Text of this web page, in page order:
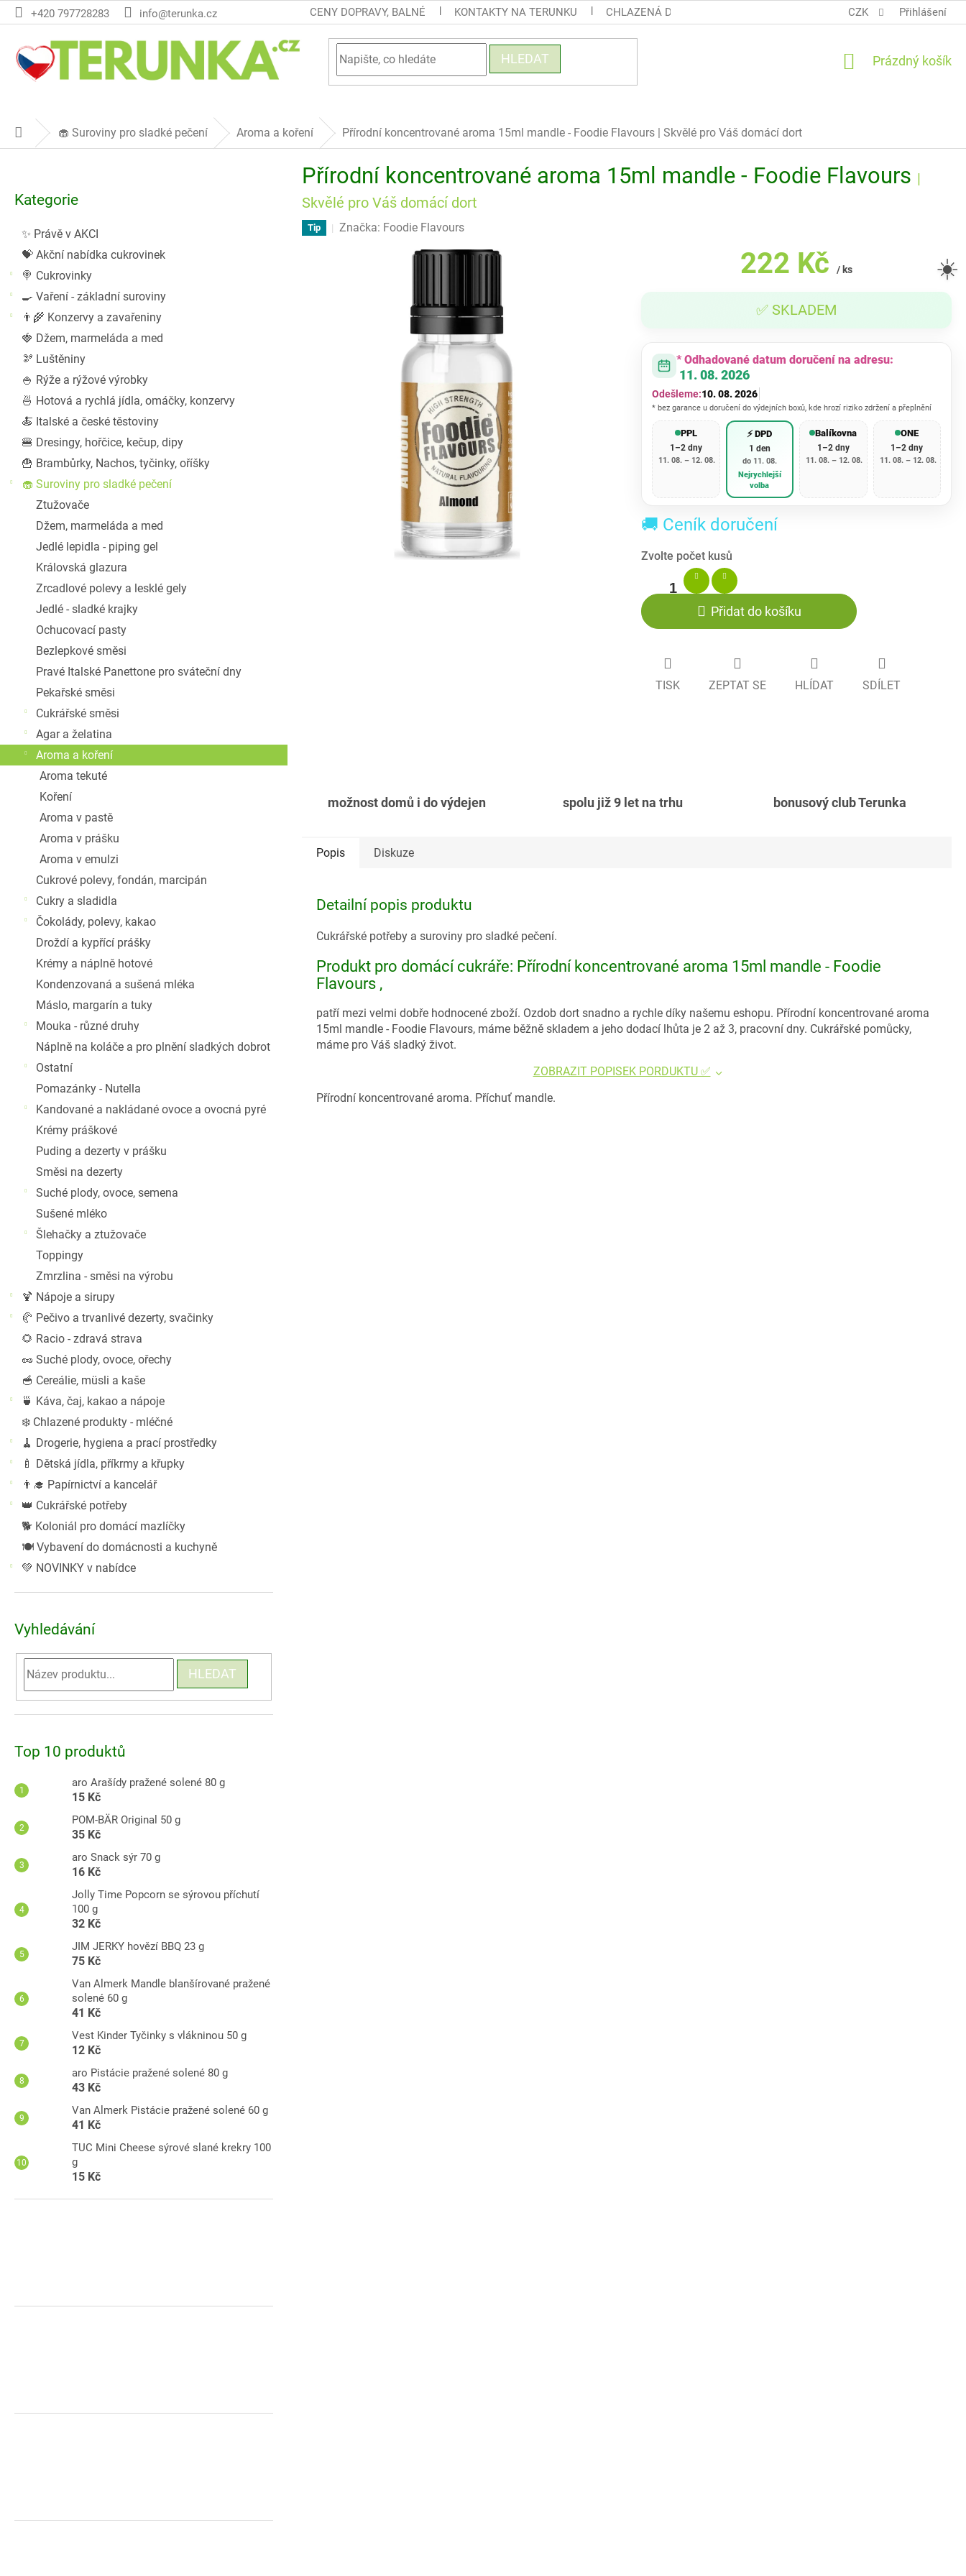
Přejít
na
+420 797728283 info@terunka.cz CENY DOPRAVY, BALNÉ KONTAKTY NA TERUNKU CHLAZENÁ DOPRAVA COOL BALÍK OBCHODNÍ PODMÍNKY TERUNKY
CZK Přihlášení
HLEDAT
NÁKUPNÍ
Prázdný košík
Domů 🧁 Suroviny pro sladké pečení Aroma a koření Přírodní koncentrované aroma 15ml mandle - Foodie Flavours | Skvělé pro Váš domácí dort
kategorie
Kategorie
✨ Právě v AKCI
💝 Akční nabídka cukrovinek
🍭 Cukrovinky
🍳 Vaření - základní suroviny
👨‍🌾 Konzervy a zavařeniny
🍓 Džem, marmeláda a med
🫘 Luštěniny
🍚 Rýže a rýžové výrobky
🍜 Hotová a rychlá jídla, omáčky, konzervy
🍝 Italské a české těstoviny
🍔 Dresingy, hořčice, kečup, dipy
🍟 Brambůrky, Nachos, tyčinky, oříšky
🧁 Suroviny pro sladké pečení
Ztužovače
Džem, marmeláda a med
Jedlé lepidla - piping gel
Královská glazura
Zrcadlové polevy a lesklé gely
Jedlé - sladké krajky
Ochucovací pasty
Bezlepkové směsi
Pravé Italské Panettone pro sváteční dny
Pekařské směsi
Cukrářské směsi
Agar a želatina
Aroma a koření
Aroma tekuté
Koření
Aroma v pastě
Aroma v prášku
Aroma v emulzi
Cukrové polevy, fondán, marcipán
Cukry a sladidla
Čokolády, polevy, kakao
Droždí a kypřící prášky
Krémy a náplně hotové
Kondenzovaná a sušená mléka
Máslo, margarín a tuky
Mouka - různé druhy
Náplně na koláče a pro plnění sladkých dobrot
Ostatní
Pomazánky - Nutella
Kandované a nakládané ovoce a ovocná pyré
Krémy práškové
Puding a dezerty v prášku
Směsi na dezerty
Suché plody, ovoce, semena
Sušené mléko
Šlehačky a ztužovače
Toppingy
Zmrzlina - směsi na výrobu
🍹 Nápoje a sirupy
🥐 Pečivo a trvanlivé dezerty, svačinky
🌻 Racio - zdravá strava
🥜 Suché plody, ovoce, ořechy
🥣 Cereálie, müsli a kaše
🍵 Káva, čaj, kakao a nápoje
❄️ Chlazené produkty - mléčné
🧹 Drogerie, hygiena a prací prostředky
🍼 Dětská jídla, příkrmy a křupky
👨‍🎓 Papírnictví a kancelář
👑 Cukrářské potřeby
🐕 Koloniál pro domácí mazlíčky
🍽️ Vybavení do domácnosti a kuchyně
💚 NOVINKY v nabídce
Vyhledávání
HLEDAT
Top 10 produktů
aro Arašídy pražené solené 80 g
15 Kč
POM-BÄR Original 50 g
35 Kč
aro Snack sýr 70 g
16 Kč
Jolly Time Popcorn se sýrovou příchutí
100 g
32 Kč
JIM JERKY hovězí BBQ 23 g
75 Kč
Van Almerk Mandle blanšírované pražené
solené 60 g
41 Kč
Vest Kinder Tyčinky s vlákninou 50 g
12 Kč
aro Pistácie pražené solené 80 g
43 Kč
Van Almerk Pistácie pražené solené 60 g
41 Kč
TUC Mini Cheese sýrové slané krekry 100
g
15 Kč
Přírodní koncentrované aroma 15ml mandle - Foodie Flavours |
Skvělé pro Váš domácí dort
Tip Značka: Foodie Flavours
222 Kč / ks
Měrná
✅ SKLADEM
☀️
* Odhadované datum doručení na adresu:
11. 08. 2026
Odešleme:10. 08. 2026
* bez garance u doručení do výdejních boxů, kde hrozí riziko zdržení a přeplnění
PPL
1–2 dny
11. 08. – 12. 08.
⚡ DPD
1 den
do 11. 08.
Nejrychlejší
volba
Balíkovna
1–2 dny
11. 08. – 12. 08.
ONE
1–2 dny
11. 08. – 12. 08.
🚚 Ceník doručení
Přidat do košíku
TISK ZEPTAT SE HLÍDAT SDÍLET
možnost domů i do výdejen spolu již 9 let na trhu bonusový club Terunka
Popis Diskuze
Detailní popis produktu
Cukrářské potřeby a suroviny pro sladké pečení.
Produkt pro domácí cukráře: Přírodní koncentrované aroma 15ml mandle - Foodie
Flavours ,
patří mezi velmi dobře hodnocené zboží. Ozdob dort snadno a rychle díky našemu eshopu. Přírodní koncentrované aroma
15ml mandle - Foodie Flavours, máme běžně skladem a jeho dodací lhůta je 2 až 3, pracovní dny. Cukrářské pomůcky,
máme pro Váš sladký život.
ZOBRAZIT POPISEK PORDUKTU ✅
Přírodní koncentrované aroma. Příchuť mandle.